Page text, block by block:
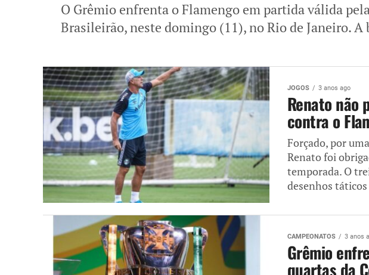
O Grêmio enfrenta o Flamengo em partida válida
Brasileirão, neste domingo (11), no Rio de Janeiro.
JOGOS 3 anos ago
Renato não
contra o
Forçado, por
Renato foi
temporada. O
desenhos
CAMPEONATOS 3 anos
Grêmio
quartas da